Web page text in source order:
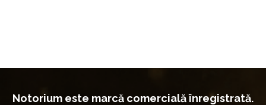
Notorium este marcă comercială înregistrată.